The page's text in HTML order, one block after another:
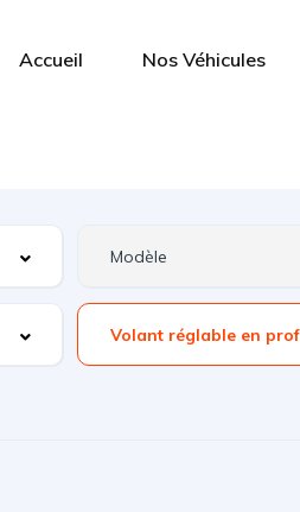
Accueil Nos Véhicules